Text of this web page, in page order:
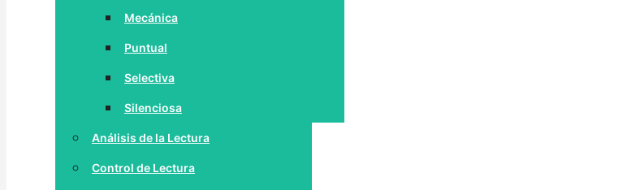
Mecánica
Puntual
Selectiva
Silenciosa
Análisis de la Lectura
Control de Lectura